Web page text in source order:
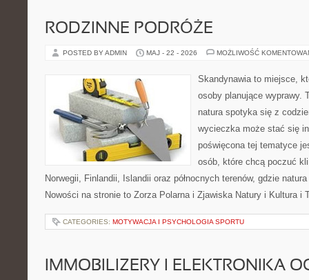
RODZINNE PODRÓŻE
POSTED BY ADMIN MAJ - 22 - 2026 MOŻLIWOŚĆ
Skandynawia to miejsce,
osoby planujące wyprawy.
natura spotyka się z
wycieczka może stać się
poświęcona tej tematyce
osób, które chcą poczuć
Norwegii, Finlandii, Islandii oraz północnych terenów, gdzie
Nowości na stronie to Zorza Polarna i Zjawiska Natury i Kultura i
CATEGORIES: MOTYWACJA I PSYCHOLOGIA SPORTU
IMMOBILIZERY I ELEKTRONIKA